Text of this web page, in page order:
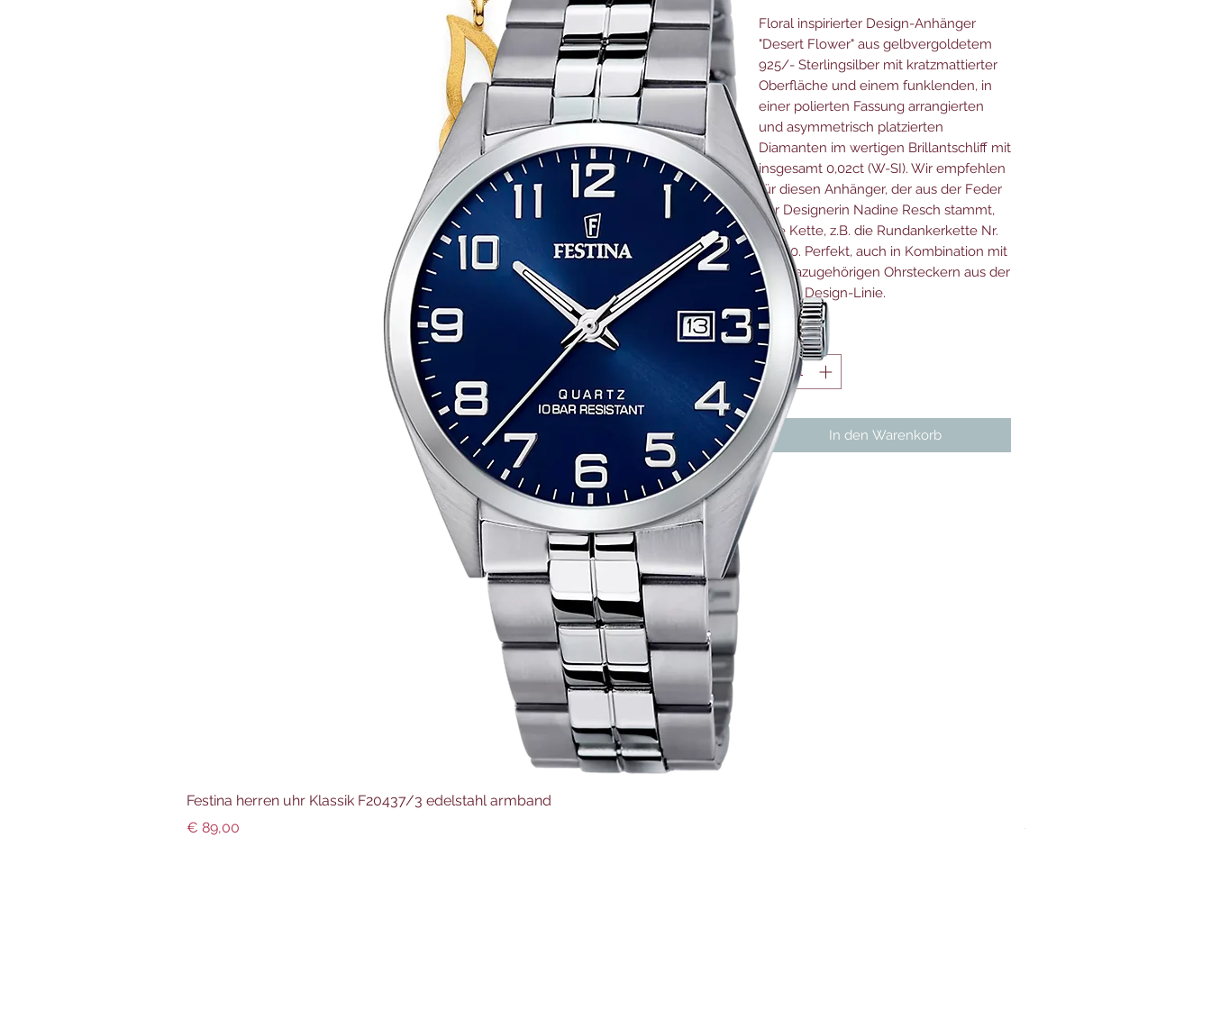
Floral inspirierter Design-Anhänger
"Desert Flower" aus gelbvergoldetem
925/- Sterlingsilber mit kratzmattierter
Oberfläche und einem funklenden, in
einer polierten Fassung arrangierten
und asymmetrisch platzierten
Diamanten im wertigen Brillantschliff mit
insgesamt 0,02ct (W-SI). Wir empfehlen
für diesen Anhänger, der aus der Feder
der Designerin Nadine Resch stammt,
eine Kette, z.B. die Rundankerkette Nr.
26900. Perfekt, auch in Kombination mit
den dazugehörigen Ohrsteckern aus der
selben Design-Linie.
Anzahl *
In den Warenkorb
Festina herren uhr Klassik F20437/3 edelstahl armband
Preis
€ 89,00
Preis
€ 299,00